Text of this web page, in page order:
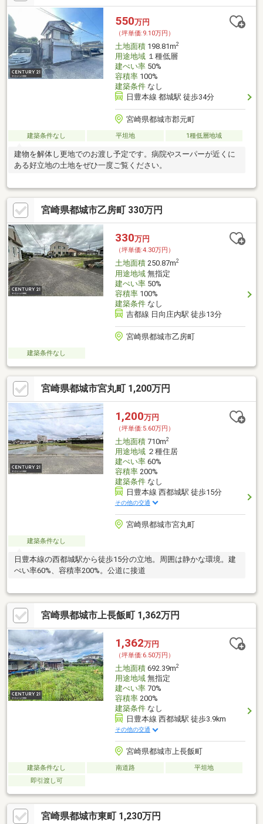
550万円
（坪単価:9.10万円）
土地面積198.81m2
用途地域１種低層
建ぺい率50%
容積率100%
建築条件なし
日豊本線 都城駅 徒歩34分
宮崎県都城市郡元町
建築条件なし 平坦地 1種低層地域
建物を解体し更地でのお渡し予定です。病院やスーパーが近くに
ある好立地の土地をぜひ一度ご覧ください。
宮崎県都城市乙房町 330万円
330万円
（坪単価:4.30万円）
土地面積250.87m2
用途地域無指定
建ぺい率50%
容積率100%
建築条件なし
吉都線 日向庄内駅 徒歩13分
宮崎県都城市乙房町
建築条件なし
宮崎県都城市宮丸町 1,200万円
1,200万円
（坪単価:5.60万円）
土地面積710m2
用途地域２種住居
建ぺい率60%
容積率200%
建築条件なし
日豊本線 西都城駅 徒歩15分
その他の交通
宮崎県都城市宮丸町
建築条件なし
日豊本線の西都城駅から徒歩15分の立地。周囲は静かな環境。建
ぺい率60%、容積率200%。公道に接道
宮崎県都城市上長飯町 1,362万円
1,362万円
（坪単価:6.50万円）
土地面積692.39m2
用途地域無指定
建ぺい率70%
容積率200%
建築条件なし
日豊本線 西都城駅 徒歩3.9km
その他の交通
宮崎県都城市上長飯町
建築条件なし 南道路
平坦地
即引渡し可
宮崎県都城市東町 1,230万円